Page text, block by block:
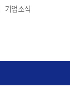
기업소식